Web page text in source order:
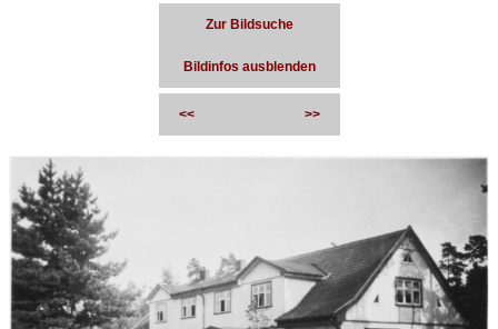
Zur Bildsuche
Bildinfos ausblenden
<< >>